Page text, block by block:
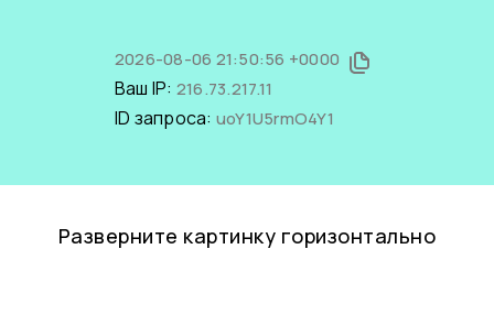
2026-08-06 21:50:56 +0000
Ваш IP: 216.73.217.11
ID запроса: uoY1U5rmO4Y1
Разверните картинку горизонтально